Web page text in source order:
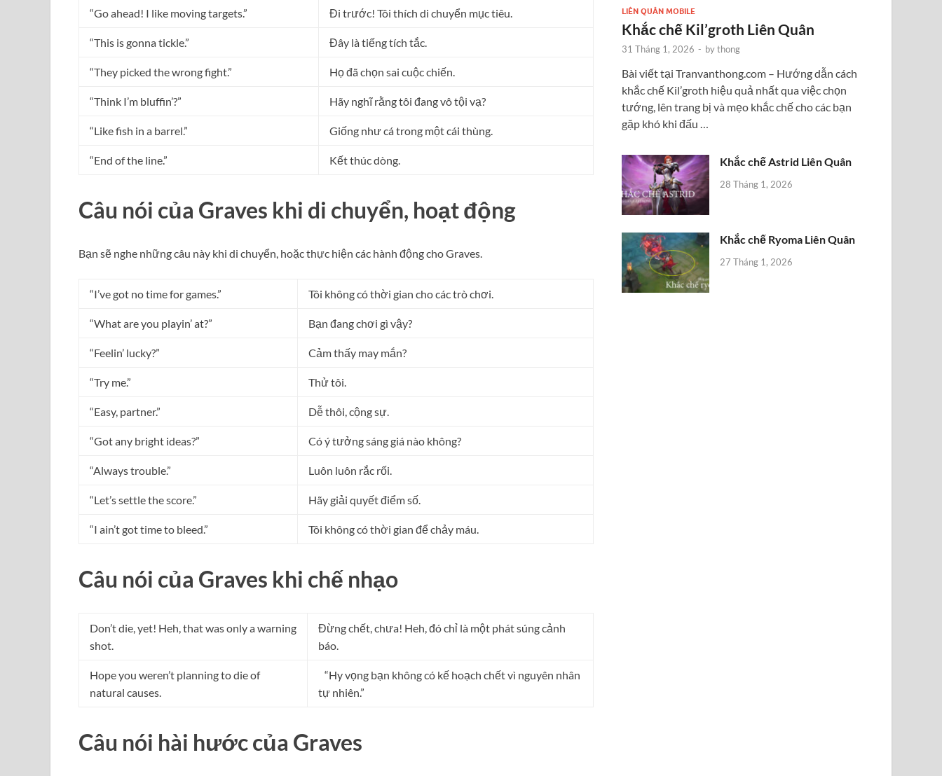
“Go ahead! I like moving targets.” Đi trước! Tôi thích di chuyển mục tiêu.
“This is gonna tickle.” Đây là tiếng tích tắc.
“They picked the wrong fight.” Họ đã chọn sai cuộc chiến.
“Think I’m bluffin’?” Hãy nghĩ rằng tôi đang vô tội vạ?
“Like fish in a barrel.” Giống như cá trong một cái thùng.
“End of the line.” Kết thúc dòng.
Câu nói của Graves khi di chuyển, hoạt động
Bạn sẽ nghe những câu này khi di chuyển, hoặc thực hiện các hành động cho Graves.
“I’ve got no time for games.” Tôi không có thời gian cho các trò chơi.
“What are you playin’ at?” Bạn đang chơi gì vậy?
“Feelin’ lucky?” Cảm thấy may mắn?
“Try me.” Thử tôi.
“Easy, partner.” Dễ thôi, cộng sự.
“Got any bright ideas?” Có ý tưởng sáng giá nào không?
“Always trouble.” Luôn luôn rắc rối.
“Let’s settle the score.” Hãy giải quyết điểm số.
“I ain’t got time to bleed.” Tôi không có thời gian để chảy máu.
Câu nói của Graves khi chế nhạo
Don’t die, yet! Heh, that was only a warning
shot.
Đừng chết, chưa! Heh, đó chỉ là một phát súng cảnh
báo.
Hope you weren’t planning to die of
natural causes.
“Hy vọng bạn không có kế hoạch chết vì nguyên nhân
tự nhiên.”
Câu nói hài hước của Graves
LIÊN QUÂN MOBILE
Khắc chế Kil’groth Liên Quân
31 Tháng 1, 2026 - bythong
Bài viết tại Tranvanthong.com – Hướng dẫn cách
khắc chế Kil’groth hiệu quả nhất qua việc chọn
tướng, lên trang bị và mẹo khắc chế cho các bạn
gặp khó khi đấu …
Khắc chế Astrid Liên Quân
28 Tháng 1, 2026
Khắc chế Ryoma Liên Quân
27 Tháng 1, 2026